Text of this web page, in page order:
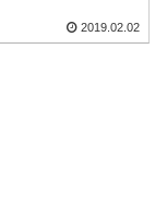
2019.02.02